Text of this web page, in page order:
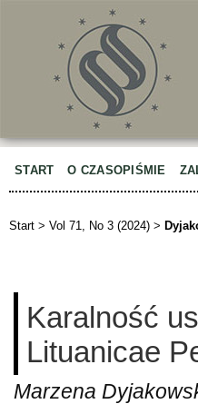
START O CZASOPIŚMIE
Start > Vol 71, No 3 (2024) >
Karalność
Lituanicae
Marzena